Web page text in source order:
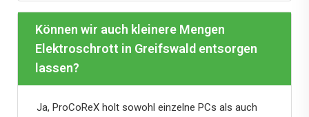
Können wir auch kleinere Mengen
Elektroschrott in Greifswald entsorgen
lassen?
Ja, ProCoReX holt sowohl einzelne PCs als auch